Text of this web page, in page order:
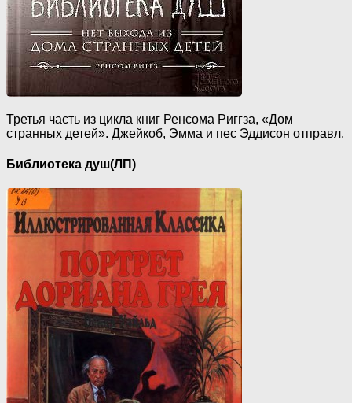
Третья часть из цикла книг Ренсома Риггза, «Дом
странных детей». Джейкоб, Эмма и пес Эддисон отправл.
Библиотека душ(ЛП)